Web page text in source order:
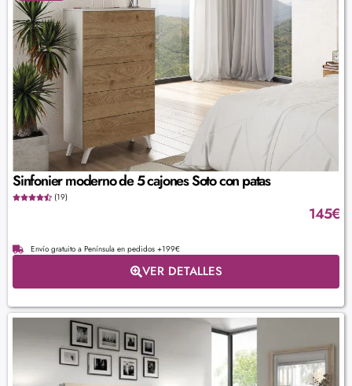
Sinfonier moderno de 5 cajones Soto con patas
(19)
145€
Envío gratuito a Península en pedidos +199€
VER DETALLES